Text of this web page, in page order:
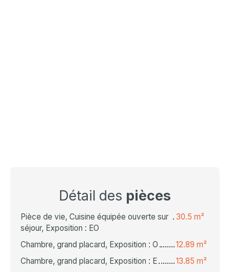
Détail des pièces
Pièce de vie, Cuisine équipée ouverte sur
séjour, Exposition : EO
30.5 m²
Chambre, grand placard, Exposition : O
12.89 m²
Chambre, grand placard, Exposition : E
13.85 m²